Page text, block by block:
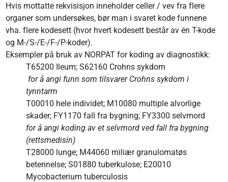
Hvis mottatte rekvisisjon inneholder celler / vev fra flere
organer som undersøkes, bør man i svaret kode funnene
vha. flere kodesett (hvor hvert kodesett består av én T-kode
og M-/S-/E-/F-/P-koder).
Eksempler på bruk av NORPAT for koding av diagnostikk:
T65200 Ileum; S62160 Crohns sykdom
for å angi funn som tilsvarer Crohns sykdom i
tynntarm
T00010 hele individet; M10080 multiple alvorlige
skader; FY1170 fall fra bygning; FY3300 selvmord
for å angi koding av et selvmord ved fall fra bygning
(rettsmedisin)
T28000 lunge; M44060 miliær granulomatøs
betennelse; S01880 tuberkulose; E20010
Mycobacterium tuberculosis